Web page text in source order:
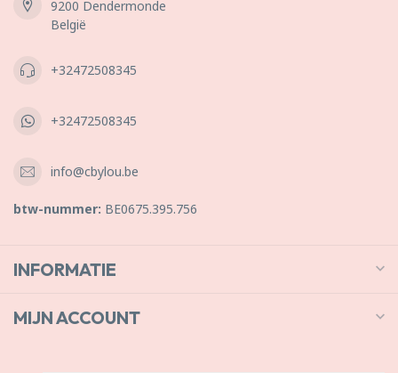
9200 Dendermonde
België
+32472508345
+32472508345
info@cbylou.be
btw-nummer: BE0675.395.756
INFORMATIE
MIJN ACCOUNT